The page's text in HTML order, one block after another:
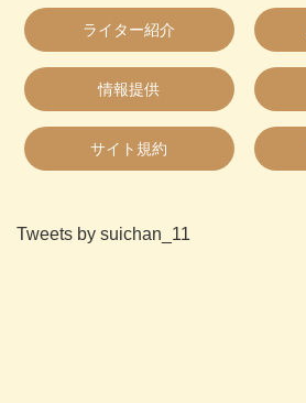
ライター紹介
情報提供
サイト規約
Tweets by suichan_11